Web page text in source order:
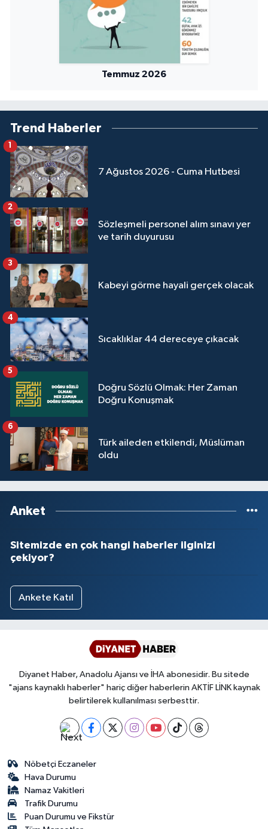
Temmuz 2026
Trend Haberler
7 Ağustos 2026 - Cuma Hutbesi
1
Sözleşmeli personel alım sınavı yer
ve tarih duyurusu
2
Kabeyi görme hayali gerçek olacak
3
Sıcaklıklar 44 dereceye çıkacak
4
Doğru Sözlü Olmak: Her Zaman
Doğru Konuşmak
5
Türk aileden etkilendi, Müslüman
oldu
6
Anket
Sitemizde en çok hangi haberler ilginizi
çekiyor?
Ankete Katıl
Diyanet Haber, Anadolu Ajansı ve İHA abonesidir. Bu sitede
"ajans kaynaklı haberler" hariç diğer haberlerin AKTİF LİNK kaynak
belirtilerek kullanılması serbesttir.
Nöbetçi Eczaneler
Hava Durumu
Namaz Vakitleri
Trafik Durumu
Puan Durumu ve Fikstür
Sivas Müftülüğü
Şanlıurfa Müftülüğü
Tekirdağ Müftülüğü
Tokat Müftülüğü
Trabzon Müftülüğü
Tunceli Müftülüğü
Uşak Müftülüğü
Van Müftülüğü
Yalova Müftülüğü
Yozgat Müftülüğü